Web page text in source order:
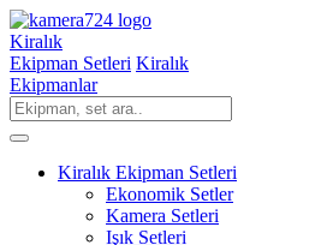
Kiralık
Ekipman Setleri Kiralık
Ekipmanlar
Kiralık Ekipman Setleri
Ekonomik Setler
Kamera Setleri
Işık Setleri